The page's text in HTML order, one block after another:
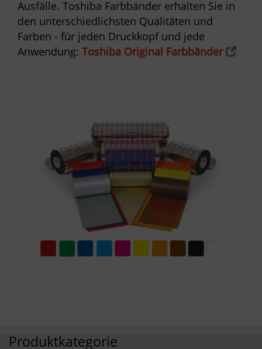
Ausfälle. Toshiba Farbbänder erhalten Sie in
den unterschiedlichsten Qualitäten und
Farben - für jeden Druckkopf und jede
Anwendung: Toshiba Original Farbbänder
Produktkategorie